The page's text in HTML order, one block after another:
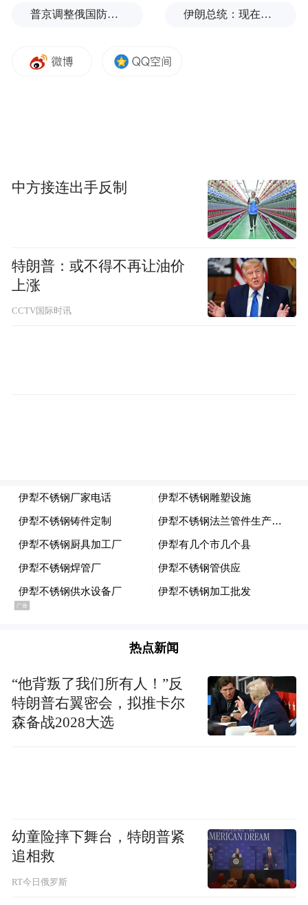
人”，却利用职务便利大搞权钱交易，甚至内
如中国储备粮管理集团有限公司购销计划部
取利益，收受贿赂503万余元。利用职权或职
务影响，帮助其亲属控制的企业参与中储粮
集团公司政策性粮食收储，相关企业获取保
管补贴。
少数党员干部虽不直接收受贿赂，但却通过
友介绍给叶某某合作经营或进行投资。
把目光转向自己的“责任粮”，一些党员干部
通过虚假报销、虚假协议、截留收入等方式
贪污公款。
记、董事长李海平利用职务便利，伙同他人
以签订虚假动态储备粮采购协议、截留轮换
粮销售收入等方式，贪污公款1555万余元。
面对经手的大量售粮款，一些党员干部动起
杨斌指使下属和多名粮食经纪人，将销售粮
款436万余元存入其个人银行账户，用于购买
普京调整俄国防部高层人事布局，重用实战将领削弱“办公室将军” 伊朗总统：现在与最高领袖的联系非常困难
中方接连出手反制
特朗普：或不得不再让油价
上涨
CCTV国际时讯
热点新闻
“他背叛了我们所有人！”反
特朗普右翼密会，拟推卡尔
森备战2028大选
幼童险摔下舞台，特朗普紧
追相救
RT今日俄罗斯